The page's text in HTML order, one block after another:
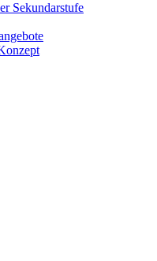
Sekundarstufe